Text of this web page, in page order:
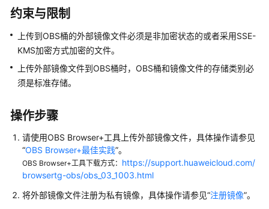
品
介
绍
速
入
户
指
南
最
约束与限制
上传到OBS桶的外部镜像文件必须是非加密状态的或者采用SSE-
KMS加密方式加密的文件。
上传外部镜像文件到OBS桶时，OBS桶和镜像文件的存储类别必
须是标准存储。
操作步骤
请使用OBS Browser+工具上传外部镜像文件，具体操作请参见
“OBS Browser+最佳实践”。
OBS Browser+工具下载方式： https://support.huaweicloud.com/
browsertg-obs/obs_03_1003.html
将外部镜像文件注册为私有镜像，具体操作请参见“注册镜像”。